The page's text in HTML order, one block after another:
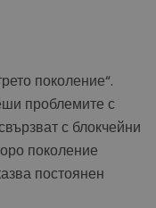
поколение“.
проблемите с
с блокчейни
поколение
постоянен